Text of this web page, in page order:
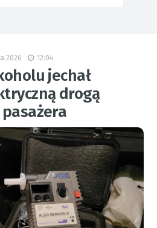
2026 12:04
jechał
drogą
pasażera